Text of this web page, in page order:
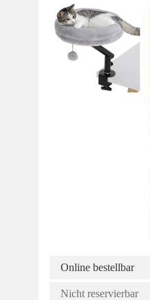
Online bestellbar
Nicht reservierbar